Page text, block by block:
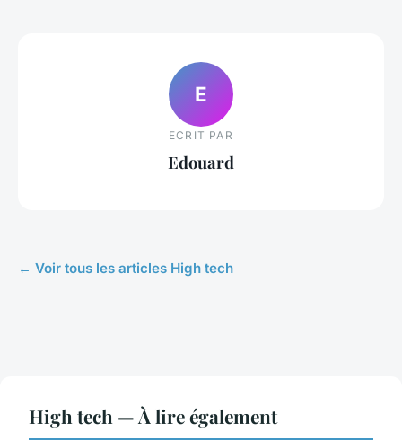
E
ECRIT PAR
Edouard
← Voir tous les articles High tech
High tech — À lire également